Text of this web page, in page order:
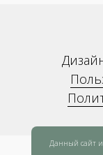
Данный сайт